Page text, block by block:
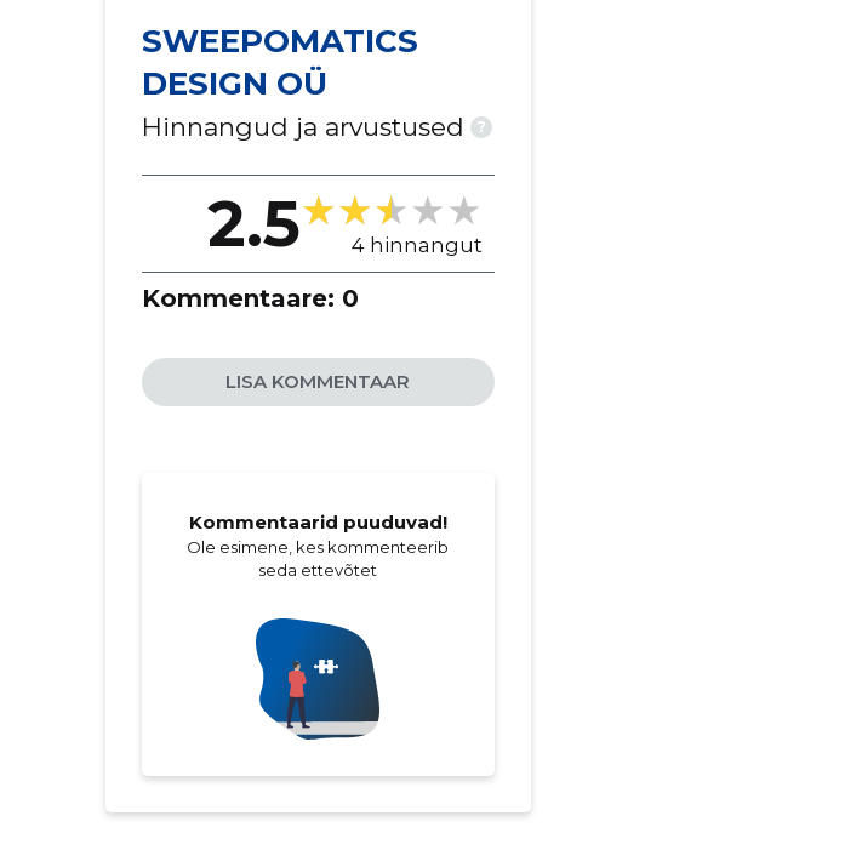
SWEEPOMATICS
DESIGN OÜ
Hinnangud ja arvustused ?
2.5 4 hinnangut
Kommentaare: 0
LISA KOMMENTAAR
Kommentaarid puuduvad!
Ole esimene, kes kommenteerib
seda ettevõtet